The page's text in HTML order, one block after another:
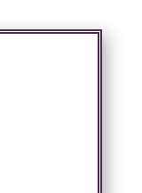
travers les